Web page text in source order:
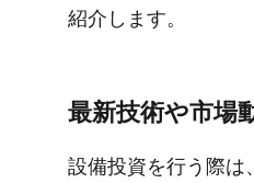
紹介します。
最新技術や​市場
設備投資を​行う際は